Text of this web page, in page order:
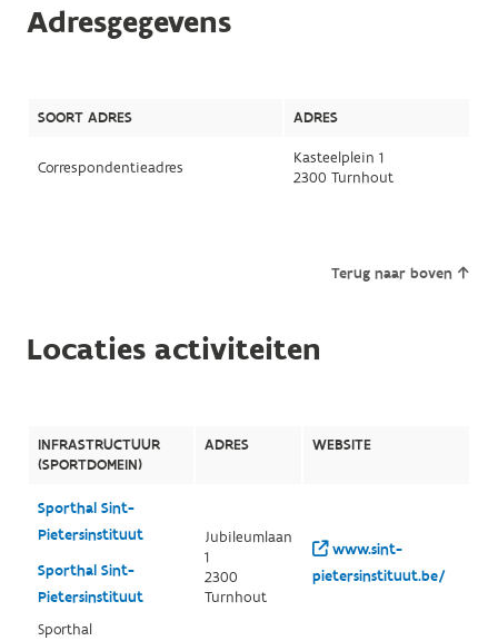
Adresgegevens
SOORT ADRES ADRES
Correspondentieadres
Kasteelplein 1
2300 Turnhout
Terug naar boven
Locaties activiteiten
INFRASTRUCTUUR
(SPORTDOMEIN)
ADRES WEBSITE
Sporthal Sint-
Pietersinstituut
Sporthal Sint-
Pietersinstituut
Sporthal
Jubileumlaan
1
2300
Turnhout
www.sint-
pietersinstituut.be/